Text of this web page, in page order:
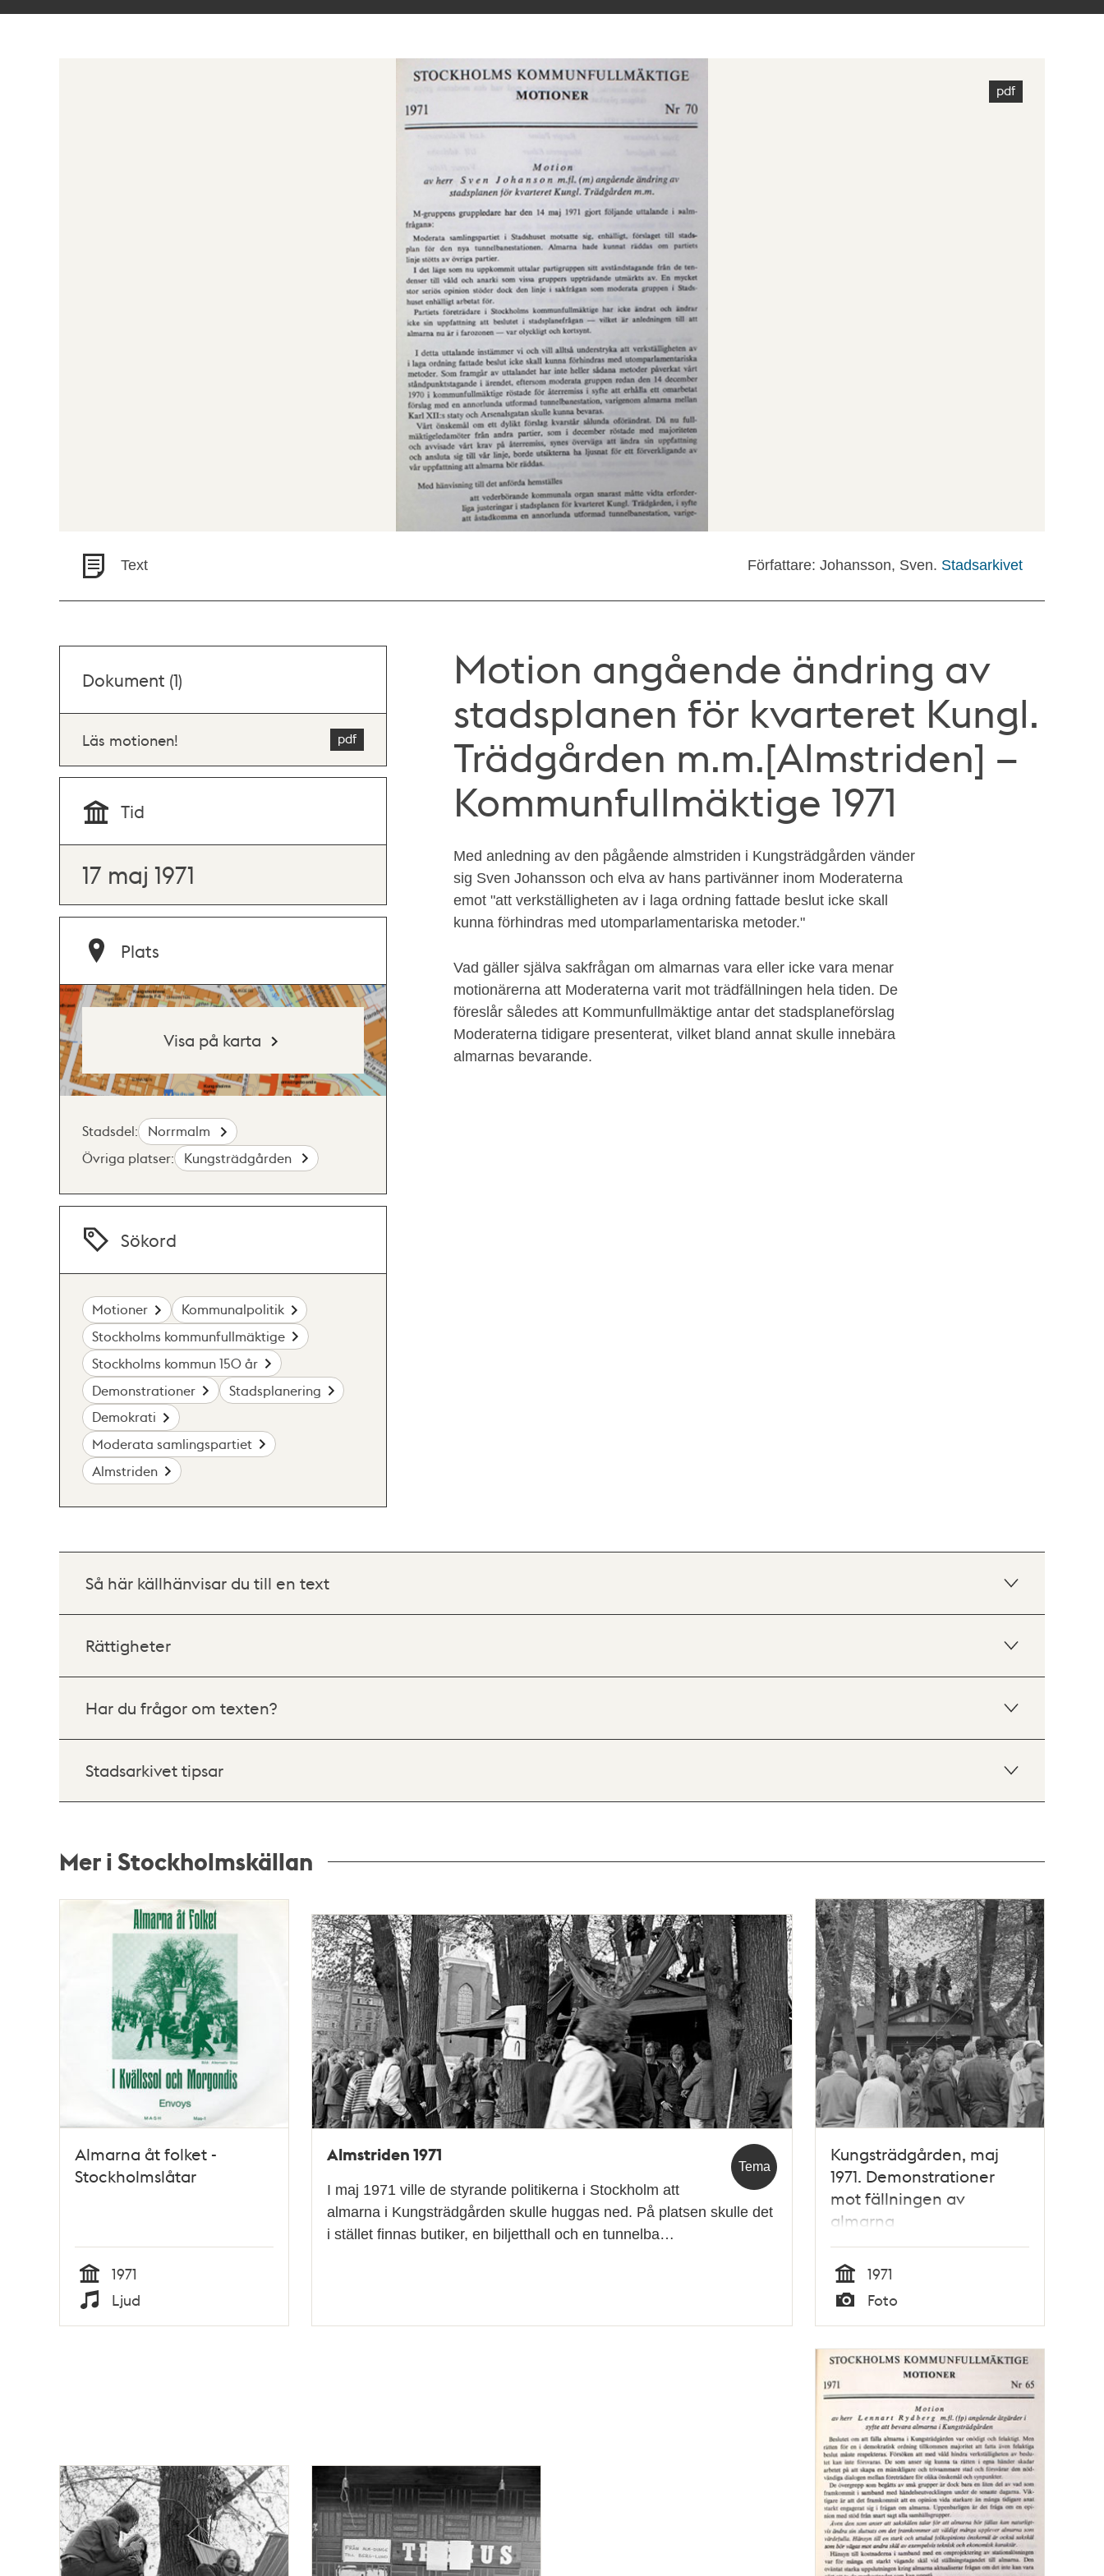
Text Författare: Johansson, Sven. Stadsarkivet
Motion angående ändring av
stadsplanen för kvarteret Kungl.
Trädgården m.m.[Almstriden] –
Kommunfullmäktige 1971
Med anledning av den pågående almstriden i Kungsträdgården vänder
sig Sven Johansson och elva av hans partivänner inom Moderaterna
emot "att verkställigheten av i laga ordning fattade beslut icke skall
kunna förhindras med utomparlamentariska metoder."
Vad gäller själva sakfrågan om almarnas vara eller icke vara menar
motionärerna att Moderaterna varit mot trädfällningen hela tiden. De
föreslår således att Kommunfullmäktige antar det stadsplaneförslag
Moderaterna tidigare presenterat, vilket bland annat skulle innebära
almarnas bevarande.
Dokument (1)
Läs motionen!
Tid
17 maj 1971
Plats
Visa på karta
Stadsdel:
Norrmalm
Övriga platser:
Kungsträdgården
Sökord
Motioner
Kommunalpolitik
Stockholms kommunfullmäktige
Stockholms kommun 150 år
Demonstrationer
Stadsplanering
Demokrati
Moderata samlingspartiet
Almstriden
Så här källhänvisar du till en text
Rättigheter
Har du frågor om texten?
Stadsarkivet tipsar
Mer i Stockholmskällan
Almarna åt folket -
Stockholmslåtar
Tid
1971
Typ
Ljud
Tema
Almstriden 1971
I maj 1971 ville de styrande politikerna i Stockholm att
almarna i Kungsträdgården skulle huggas ned. På platsen skulle det
i stället finnas butiker, en biljetthall och en tunnelba…
Kungsträdgården, maj
1971. Demonstrationer
mot fällningen av
almarna
Tid
1971
Typ
Foto